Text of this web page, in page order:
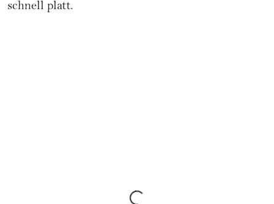
schnell platt.